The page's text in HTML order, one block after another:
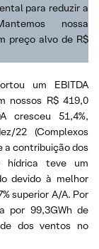
para reduzir a
nossa
preço alvo de R$
um EBITDA
nossos R$ 419,0
cresceu 51,4%,
22 (Complexos
a contribuição dos
hídrica teve um
devido à melhor
superior A/A. Por
por 99,3GWh de
dos ventos no